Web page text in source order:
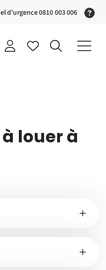
d'urgence 0810 003 006
louer à